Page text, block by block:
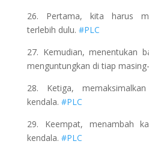
26. Pertama, kita harus
terlebih dulu. #PLC
27. Kemudian, menentukan
menguntungkan di tiap
28. Ketiga,
kendala. #PLC
29. Keempat, menambah
kendala. #PLC